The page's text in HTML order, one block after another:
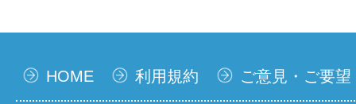
HOME 利用規約 ご意見・ご要望